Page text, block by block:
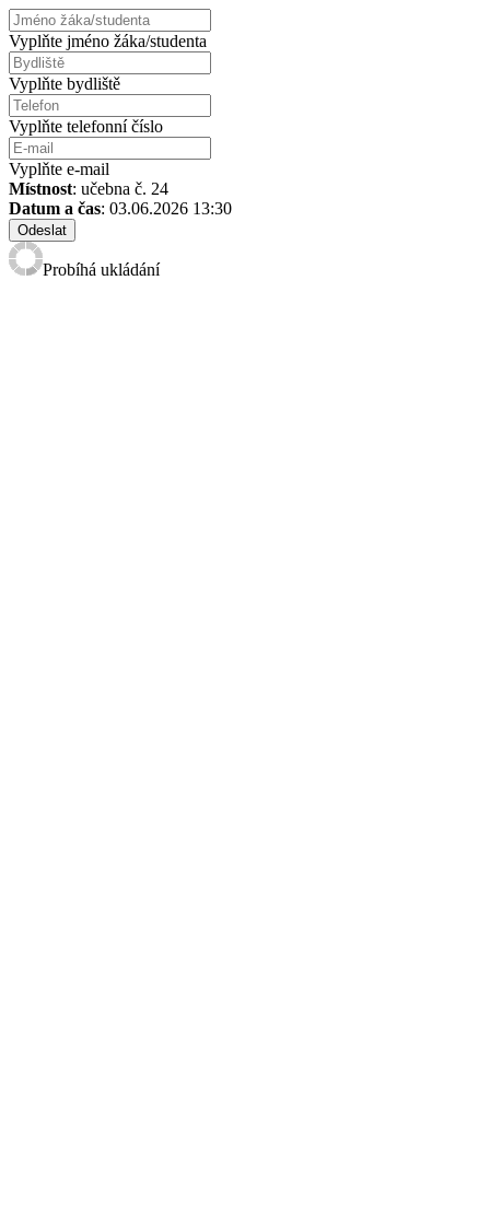
Vyplňte jméno žáka/studenta
Vyplňte bydliště
Vyplňte telefonní číslo
Vyplňte e-mail
Místnost: učebna č. 24
Datum a čas: 03.06.2026 13:30
Odeslat
Probíhá ukládání